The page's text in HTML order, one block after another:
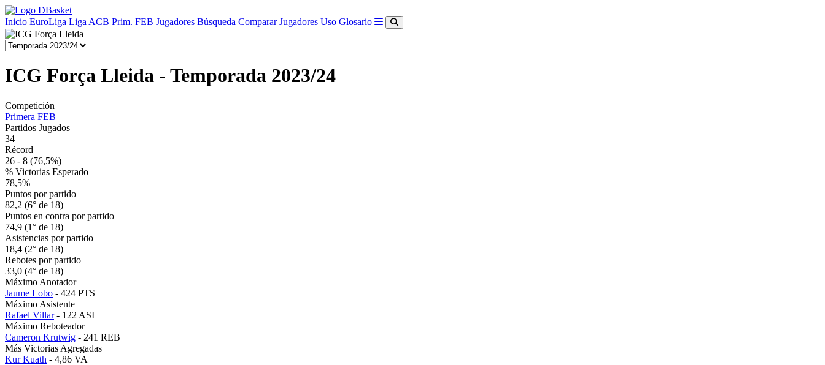
Inicio EuroLiga Liga ACB Prim. FEB Jugadores Búsqueda Comparar Jugadores Uso Glosario
ICG Força Lleida - Temporada 2023/24
Competición
Primera FEB
Partidos Jugados
34
Récord
26 - 8 (76,5%)
% Victorias Esperado
78,5%
Puntos por partido
82,2 (6° de 18)
Puntos en contra por partido
74,9 (1° de 18)
Asistencias por partido
18,4 (2° de 18)
Rebotes por partido
33,0 (4° de 18)
Máximo Anotador
Jaume Lobo - 424 PTS
Máximo Asistente
Rafael Villar- 122 ASI
Máximo Reboteador
Cameron Krutwig - 241 REB
Más Victorias Agregadas
Kur Kuath - 4,86 VA